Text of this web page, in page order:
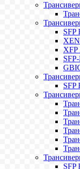
SFP
XFP
SFP
SFP